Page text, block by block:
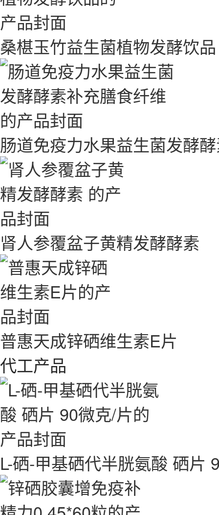
桑椹玉竹益生菌植物发酵饮品
肠道免疫力水果益生菌发酵
肾人参覆盆子黄精发酵酵素
普惠天成锌硒维生素E片
代工产品
L-硒-甲基硒代半胱氨酸 硒片